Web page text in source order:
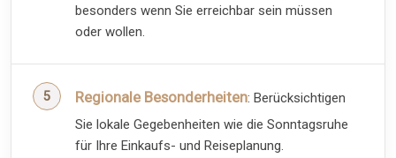
besonders wenn Sie erreichbar sein müssen
oder wollen.
Regionale Besonderheiten: Berücksichtigen
Sie lokale Gegebenheiten wie die Sonntagsruhe
für Ihre Einkaufs- und Reiseplanung.